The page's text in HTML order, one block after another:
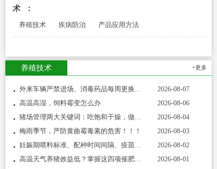
术：
养殖技术 疾病防治 产品应用方法
养殖技术 +更多
外来车辆严禁进场、消毒药品每周更换：中小猪场这些防疫红线，一条都不能破
2026-08-07
高温高湿，饲料霉变怎么办
2026-08-06
猪场管理两大关键词：吃饱和干燥，做到位了效益差不少
2026-08-04
梅雨季节，严防黄曲霉毒素的危害！！！
2026-08-03
妊娠期喂料标准、配种时间间隔、疫苗禁忌……这份养猪笔记值得收藏
2026-08-02
高温天气养猪效益低？掌握这四项催肥技术，夏季出栏一样有保障
2026-08-01